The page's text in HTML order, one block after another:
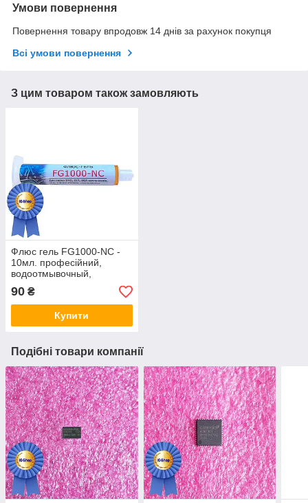
Умови повернення
Повернення товару впродовж 14 днів за рахунок покупця
Всі умови повернення
З цим товаром також замовляють
Флюс гель FG1000-NC -
10мл. професійний,
водоотмывочный,
водосмываемый
90 ₴
Купити
Подібні товари компанії